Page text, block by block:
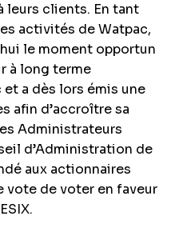
leurs clients. En tant
activités de Watpac,
le moment opportun
à long terme
a dès lors émis une
afin d’accroître sa
Administrateurs
d’Administration de
aux actionnaires
vote de voter en faveur